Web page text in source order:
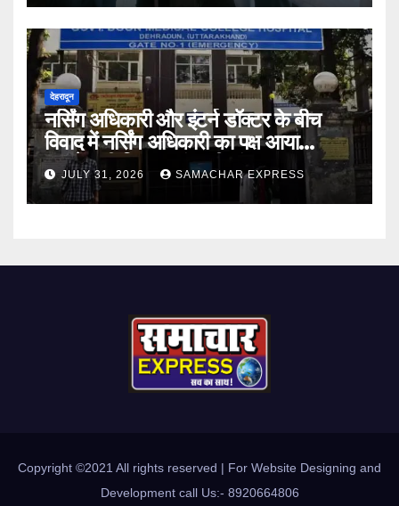
देहरादून
नर्सिंग अधिकारी और इंटर्न डॉक्टर के बीच
विवाद में नर्सिंग अधिकारी का पक्ष आया
सामने,करी निष्पक्ष जांच की मांग
JULY 31, 2026 SAMACHAR EXPRESS
Copyright ©2021 All rights reserved | For Website Designing and
Development call Us:- 8920664806